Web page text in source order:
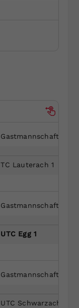
Gastmannschaft
TC Lauterach 1
Gastmannschaft
UTC Egg 1
Gastmannschaft
UTC Schwarzach 1
Consent-
die